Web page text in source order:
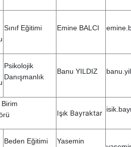
Sınıf Eğitimi Emine BALCI
Psikolojik
Danışmanlık
Banu YILDIZ
Işık Bayraktar
Beden Eğitimi
Yasemin